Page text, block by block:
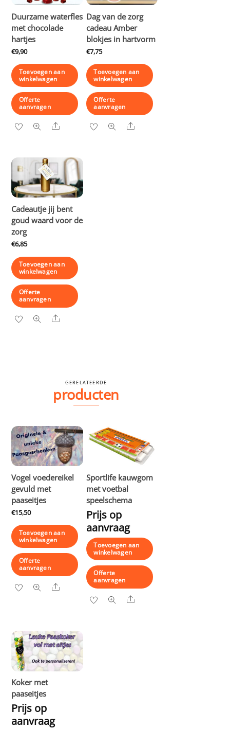
Duurzame waterfles
met chocolade
hartjes
€9,90
Toevoegen aan
winkelwagen
Offerte
aanvragen
Share
Dag van de zorg
cadeau Amber
blokjes in hartvorm
€7,75
Toevoegen aan
winkelwagen
Offerte
aanvragen
Share
Cadeautje jij bent
goud waard voor de
zorg
€6,85
Toevoegen aan
winkelwagen
Offerte
aanvragen
Share
GERELATEERDE
producten
Vogel voedereikel
gevuld met
paaseitjes
€15,50
Toevoegen aan
winkelwagen
Offerte
aanvragen
Share
Sportlife kauwgom
met voetbal
speelschema
Prijs op
aanvraag
Toevoegen aan
winkelwagen
Offerte
aanvragen
Share
Koker met
paaseitjes
Prijs op
aanvraag